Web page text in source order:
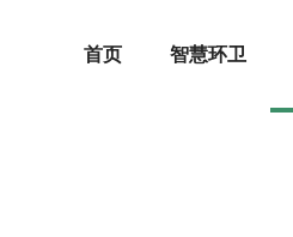
首页 智慧环卫